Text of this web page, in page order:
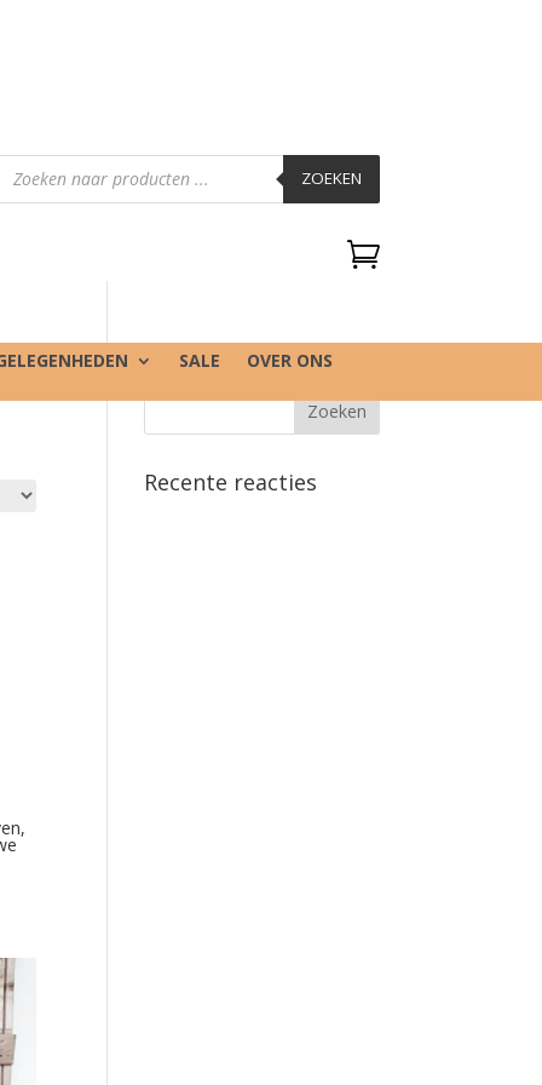
ZOEKEN

SALE OVER ONS
Recente reacties